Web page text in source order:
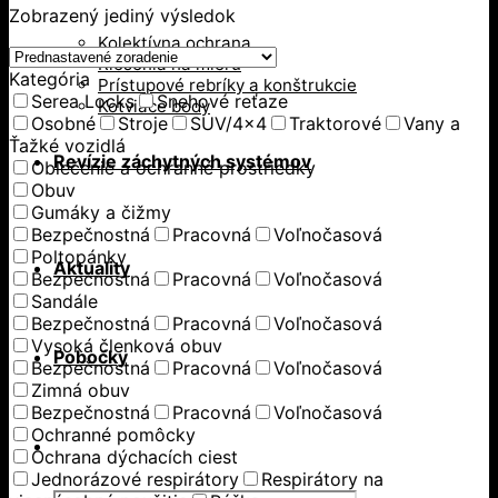
Kolektívna ochrana
Riešenia na mieru
Prístupové rebríky a konštrukcie
Kotviace body
Revízie záchytných systémov
Aktuality
Pobočky
Zobrazený jediný výsledok
Kategória
Serea Locks
Snehové reťaze
Osobné
Stroje SUV/4x4 Traktorové
Vany a
Ťažké vozidlá
Oblečenie a ochranné prostriedky
Obuv
Gumáky a čižmy
Bezpečnostná
Pracovná
Voľnočasová
Poltopánky
Bezpečnostná
Pracovná
Voľnočasová
Sandále
Bezpečnostná
Pracovná
Voľnočasová
Vysoká členková obuv
Bezpečnostná
Pracovná
Voľnočasová
Zimná obuv
Bezpečnostná
Pracovná
Voľnočasová
Ochranné pomôcky
Ochrana dýchacích ciest
Jednorázové respirátory
Respirátory na